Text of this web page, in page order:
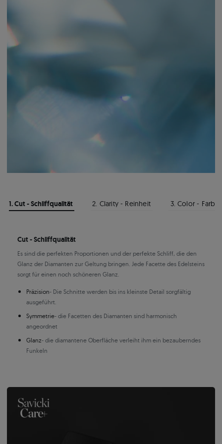
1. Cut - Schliffqualität 2. Clarity - Reinheit 3. Color - Farbe
Cut - Schliffqualität
Es sind die perfekten Proportionen und der perfekte Schliff, die den
Glanz der Diamanten zur Geltung bringen. Jede Facette des Edelsteins
sorgt für einen noch schöneren Glanz.
Präzision- Die Schnitte werden bis ins kleinste Detail sorgfältig
ausgeführt.
Symmetrie- die Facetten des Diamanten sind harmonisch
angeordnet
Glanz- die diamantene Oberfläche verleiht ihm ein bezauberndes
Funkeln